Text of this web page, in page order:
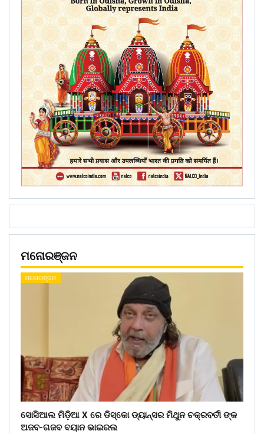
ମନୋରଞ୍ଜନ
ମନୋରଞ୍ଜନ
ସୋସିଆଲ ମିଡ଼ିଆ X ରେ ଡିସ୍କୋ ଡ୍ୟାନ୍ସର ମିଥୁନ ଚକ୍ରବର୍ତୀ ଙ୍କ
ଅଜବ-ଗଜବ ବୟାନ ଭାଇରଲ